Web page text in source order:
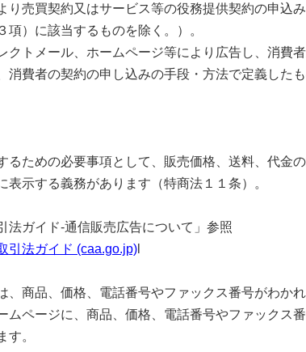
売買契約又はサービス等の役務提供契約の申込
）に該当するものを除く。）。
トメール、ホームページ等により広告し、消費
費者の契約の申し込みの手段・方法で定義したも
ための必要事項として、販売価格、送料、代金
示する義務があります（特商法１１条）。
法ガイド-通信販売広告について」参照
引法ガイド (caa.go.jp)
商品、価格、電話番号やファックス番号がわか
ムページに、商品、価格、電話番号やファックス
す。